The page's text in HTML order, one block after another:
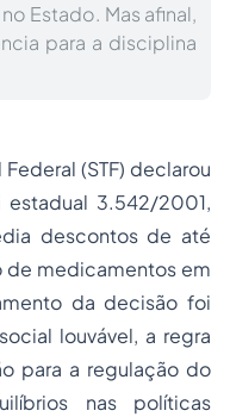
Estado. Mas afinal,
para a disciplina
(STF) declarou
3.542/2001,
descontos de até
de medicamentos em
da decisão foi
louvável, a regra
para a regulação do
nas políticas